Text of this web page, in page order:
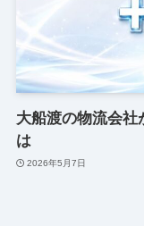
大船渡の物流会
は
2026年5月7日